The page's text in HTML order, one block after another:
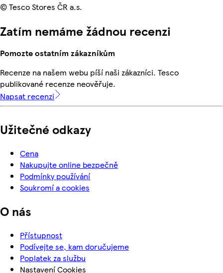
© Tesco Stores ČR a.s.
Zatím nemáme žádnou recenzi
Pomozte ostatním zákazníkům
Recenze na našem webu píší naši zákazníci. Tesco
publikované recenze neověřuje.
Napsat recenzi
Užitečné odkazy
Cena
Nakupujte online bezpečně
Podmínky používání
Soukromí a cookies
O nás
Přístupnost
Podívejte se, kam doručujeme
Poplatek za službu
Nastavení Cookies